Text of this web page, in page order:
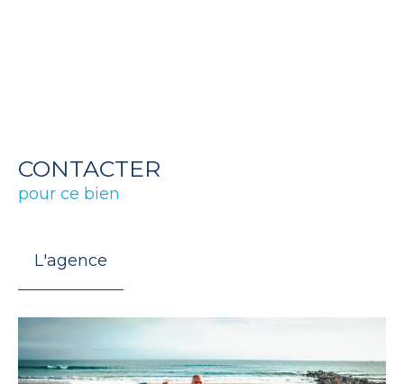
CONTACTER
pour ce bien
L'agence